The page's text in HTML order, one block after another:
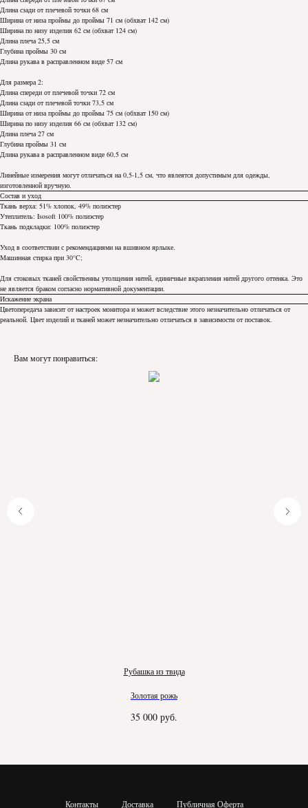
Длина сзади от плечевой точки 68 см
Ширина от низа проймы до проймы 71 см (обхват 142 см)
Ширина по низу изделия 62 см (обхват 124 см)
Длина плеча 25,5 см
Глубина проймы 30 см
Длина рукава в расправленном виде 57 см
Для размера 2:
Длина спереди от плечевой точки 72 см
Длина сзади от плечевой точки 73,5 см
Ширина от низа проймы до проймы 75 см (обхват 150 см)
Ширина по низу изделия 66 см (обхват 132 см)
Длина плеча 27 см
Глубина проймы 31 см
Длина рукава в расправленном виде 60,5 см
Линейные измерения могут отличаться на 0,5-1,5 см, что явлеятся допустимым для одежды,
изготовленной вручную.
Состав и уход
Ткань верха: 51% хлопок, 49% полиэстер
Утеплитель: Isosoft 100% полиэстер
Ткань подкладки: 100% полиэстер
Уход в соответствии с рекомендациями на вшивном ярлыке.
Машинная стирка при 30°C;
Для стоковых тканей свойственны утолщения нитей, единичные вкрапления нитей другого оттенка. Это
не является браком согласно нормативной документации.
Искажение экрана
Цветопередача зависит от настроек монитора и может вследствие этого незначительно отличаться от
реальной. Цвет изделий и тканей может незначительно отличаться в зависимости от поставок.
Вам могут понравиться:
Рубашка из твида
Золотая рожь
35 000 руб.
Контакты Доставка Публичная Оферта